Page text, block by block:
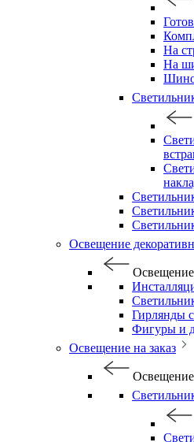
На
На
Освещение
Освещение
Гирлянды
Фигуры и
Освещение на заказ
Освещение